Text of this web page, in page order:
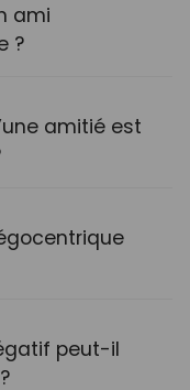
ami
?
amitié est
peut-il